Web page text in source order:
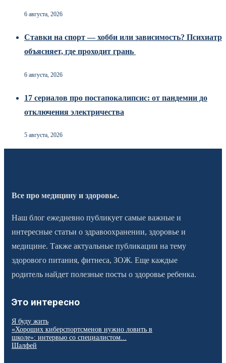
6 августа, 2026
Ставки на спорт — хобби или зависимость? Психиатр
объясняет, где проходит грань
6 августа, 2026
17 сериалов про постапокалипсис: от пандемии до
отключения электричества
5 августа, 2026
Все про медицину и здоровье.
Наш блог ежедневно публикует самые важные и
интересные статьи о здравоохранении, здоровье и
медицине. Также актуальные публикации на тему
здорового питания, фитнеса, ЗОЖ. Еще каждые
родитель найдет полезные посты о здоровье ребенка.
Это интересно
Я буду жить
«Хороших киберспортсменов нужно ловить в
школе»: интервью со специалистом...
Шалфей